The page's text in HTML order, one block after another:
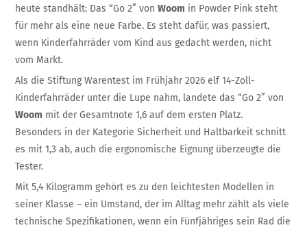
heute standhält: Das “Go 2” vonWoom in Powder Pink steht
für mehr als eine neue Farbe. Es steht dafür, was passiert,
wenn Kinderfahrräder vom Kind aus gedacht werden, nicht
vom Markt.
Als die Stiftung Warentest im Frühjahr 2026 elf 14-Zoll-
Kinderfahrräder unter die Lupe nahm, landete das “Go 2” von
Woom mit der Gesamtnote 1,6 auf dem ersten Platz.
Besonders in der Kategorie Sicherheit und Haltbarkeit schnitt
es mit 1,3 ab, auch die ergonomische Eignung überzeugte die
Tester.
Mit 5,4 Kilogramm gehört es zu den leichtesten Modellen in
seiner Klasse – ein Umstand, der im Alltag mehr zählt als viele
technische Spezifikationen, wenn ein Fünfjähriges sein Rad die